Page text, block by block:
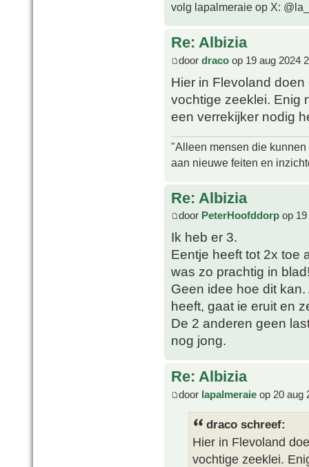
volg lapalmeraie op X:
Re: Albizia
door draco op 19 aug 2024
Hier in Flevoland
vochtige zeeklei. Enig
een verrekijker nodig
"Alleen mensen die
aan nieuwe feiten en
Re: Albizia
door PeterHoofddorp op
Ik heb er 3.
Eentje heeft tot 2x toe
was zo prachtig in
Geen idee hoe dit
heeft, gaat ie eruit en
De 2 anderen geen
nog jong.
Re: Albizia
door lapalmeraie op 20 aug
draco schreef:
Hier in Flevoland
vochtige zeeklei.